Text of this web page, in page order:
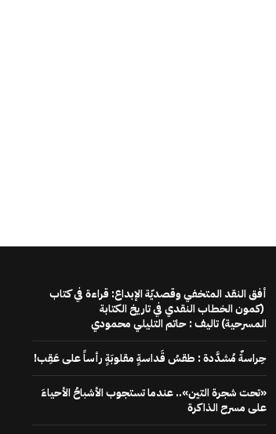
أفق النقد المتخفي وقصديّة الإبداع: قراءة في كتاب
(كمون الخطاب النقدي في تاريخ الكتابة
المسرحية) تاليف : حاتم التليلي محمودي
حِراسةٌ مُشدَّدة : طقسُ قَداسةٍ مقلوبَةٍ رأساً على عَقِب!
«تحت شجرة التين».. عندما تستجوب الأشباحُ الأحياءَ
على مسرح الذاكرة